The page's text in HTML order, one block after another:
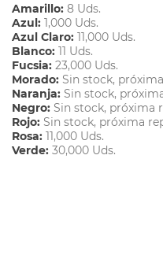
Amarillo: 8 Uds.
Azul: 1,000 Uds.
Azul Claro: 11,000 Uds.
Blanco: 11 Uds.
Fucsia: 23,000 Uds.
Morado: Sin stock,
Naranja: Sin stock,
Negro: Sin stock, próxima
Rojo: Sin stock, próxima
Rosa: 11,000 Uds.
Verde: 30,000 Uds.